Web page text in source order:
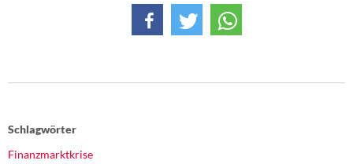
Schlagwörter
Finanzmarktkrise